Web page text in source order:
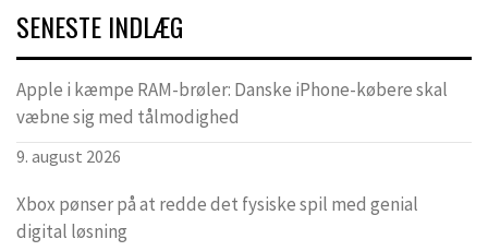
SENESTE INDLÆG
Apple i kæmpe RAM-brøler: Danske iPhone-købere skal
væbne sig med tålmodighed
9. august 2026
Xbox pønser på at redde det fysiske spil med genial
digital løsning